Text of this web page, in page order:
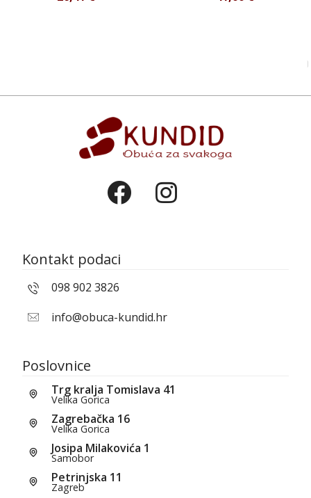
Kontakt podaci
098 902 3826
info@obuca-kundid.hr
Poslovnice
Trg kralja Tomislava 41
Velika Gorica
Zagrebačka 16
Velika Gorica
Josipa Milakovića 1
Samobor
Petrinjska 11
Zagreb